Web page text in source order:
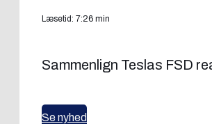
Læsetid: 7:26 min
Sammenlign Teslas FSD
Se nyhed